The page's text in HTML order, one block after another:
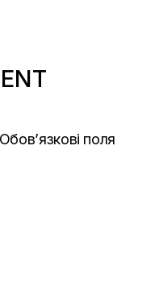
Обов’язкові поля